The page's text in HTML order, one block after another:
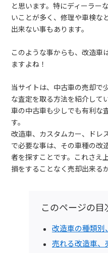
と思います。特にディーラー
いことが多く、修理や車検な
出来ない事もあります。
このような事からも、改造車
ますよね！
当サイトは、中古車の売却で
な査定を取る方法を紹介して
車の中古車も少しでも有利な
す。
改造車、カスタムカー、ドレ
で必要な事は、その車種の改
者を探すことです。これさえ
損をすることなく売却出来る
このページの目
改造車の種類別
売れる改造車